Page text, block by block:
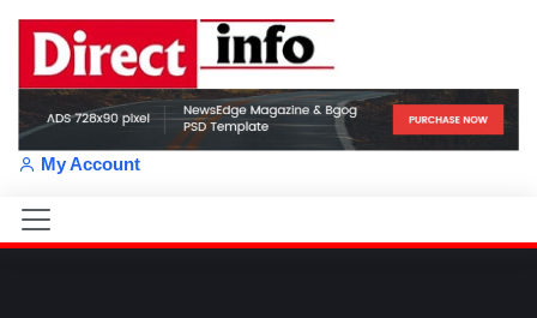
My Account